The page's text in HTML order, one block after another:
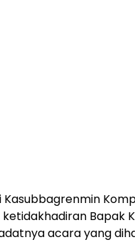
Bapak
acara yang